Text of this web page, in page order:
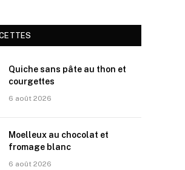
Quiche sans pâte au thon et
courgettes
6 août 2026
Moelleux au chocolat et
fromage blanc
6 août 2026